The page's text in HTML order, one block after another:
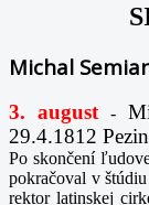
Michal
3. august -
29.4.1812
Po skončení
pokračoval v
rektor latinskej